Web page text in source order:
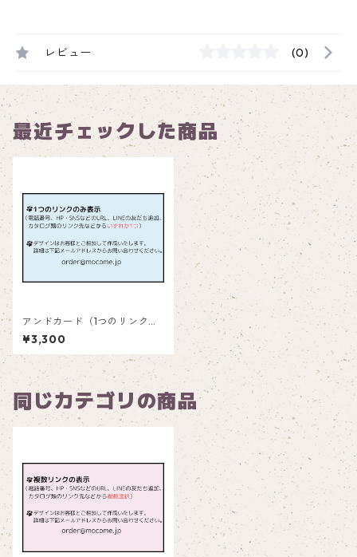
レビュー (0)
最近チェックした商品
アンドカード（1つのリンクを
表示）_and111
¥3,300
同じカテゴリの商品